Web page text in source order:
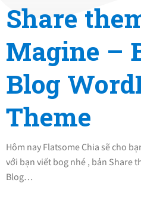
Share
Magine –
Blog
Theme
Hôm nay Flatsome Chia sẽ cho
với bạn viết bog nhé , bản Share
Blog…